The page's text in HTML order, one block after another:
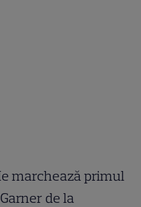
marchează primul
de la